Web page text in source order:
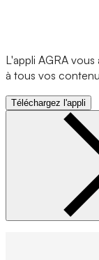
L'appli AGRA
à tous vos
Téléchargez l'appli